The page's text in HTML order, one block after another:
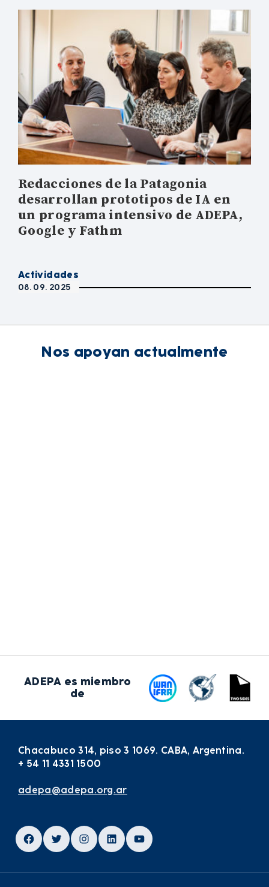
Redacciones de la Patagonia
desarrollan prototipos de IA en
un programa intensivo de ADEPA,
Google y Fathm
Actividades
08. 09. 2025
Nos apoyan actualmente
ADEPA es miembro
de
Chacabuco 314, piso 3 1069. CABA, Argentina.
+ 54 11 4331 1500
adepa@adepa.org.ar
Facebook
TwitterInstagram
LinkedInYouTube